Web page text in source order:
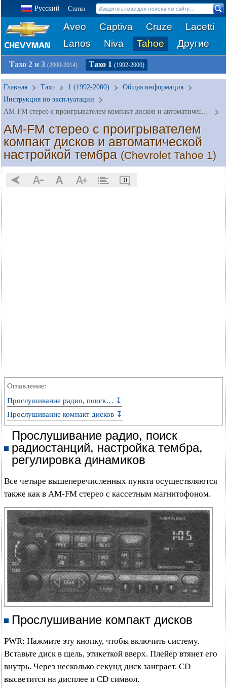
Русский Статьи
Aveo Captiva Cruze
Lacetti
Lanos
Niva Tahoe Другие
Тахо 2 и 3 (2000-2014) Тахо 1 (1992-2000)
Главная Тахо 1 (1992-2000)
Общая информация
Инструкция по эксплуатации
AM-FM стерео с проигрывателем компакт дисков и автоматической настройкой тембра
AM-FM стерео с проигрывателем
компакт дисков и автоматической
настройкой тембра (Chevrolet Tahoe 1)
0
Оглавление:
Прослушивание радио, поиск… ↧
Прослушивание компакт дисков ↧
Прослушивание радио, поиск
радиостанций, настройка тембра,
регулировка динамиков
Все четыре вышеперечисленных пункта осуществляются
также как в AM-FM стерео с кассетным магнитофоном.
Прослушивание компакт дисков
PWR: Нажмите эту кнопку, чтобы включить систему.
Вставьте диск в щель, этикеткой вверх. Плейер втянет его
внутрь. Через несколько секунд диск заиграет. CD
высветится на дисплее и CD символ.